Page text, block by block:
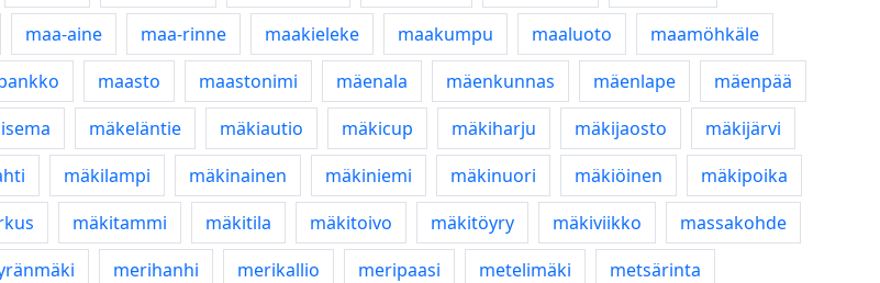
maa-aine maa-rinne maakieleke maakumpu maaluoto
maamöhkäle
maasto maastonimi mäenala mäenkunnas mäenlape
mäenpää
mäkeläntie mäkiautio mäkicup mäkiharju mäkijaosto
mäkijärvi
mäkilampi mäkinainen mäkiniemi mäkinuori mäkiöinen
mäkipoika
mäkitammi mäkitila mäkitoivo mäkitöyry mäkiviikko
massakohde
merihanhi merikallio meripaasi metelimäki
metsärinta